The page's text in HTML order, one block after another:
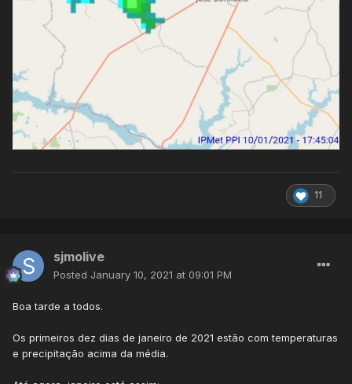
11
sjmolive
Posted January 10, 2021 at 09:01 PM
Boa tarde a todos.
Os primeiros dez dias de janeiro de 2021 estão com temperaturas
e precipitação acima da média.